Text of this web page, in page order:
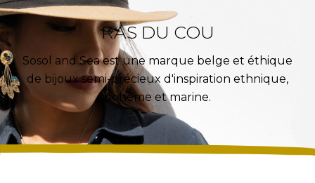
RAS DU COU
Sosol and Sea est une marque belge et éthique
de bijoux semi-précieux d'inspiration ethnique,
bohème et marine.